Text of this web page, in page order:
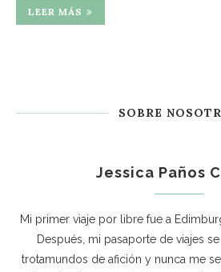
LEER MÁS
SOBRE
Jessica Paños
Mi primer viaje por libre fue a
Después, mi pasaporte de viajes
trotamundos de afición y nunca me